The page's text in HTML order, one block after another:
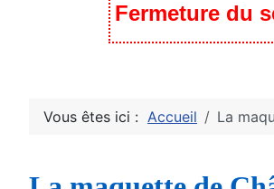
Fermeture du
Vous êtes ici : Accueil La